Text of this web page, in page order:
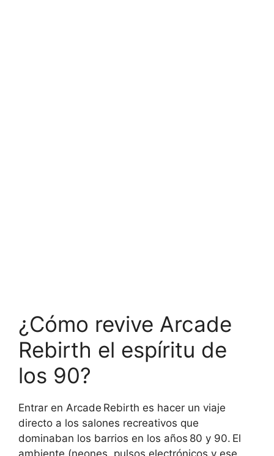
¿Cómo revive Arcade
Rebirth el espíritu de
los 90?
Entrar en Arcade Rebirth es hacer un viaje
directo a los salones recreativos que
dominaban los barrios en los años 80 y 90. El
ambiente (neones, pulsos electrónicos y ese